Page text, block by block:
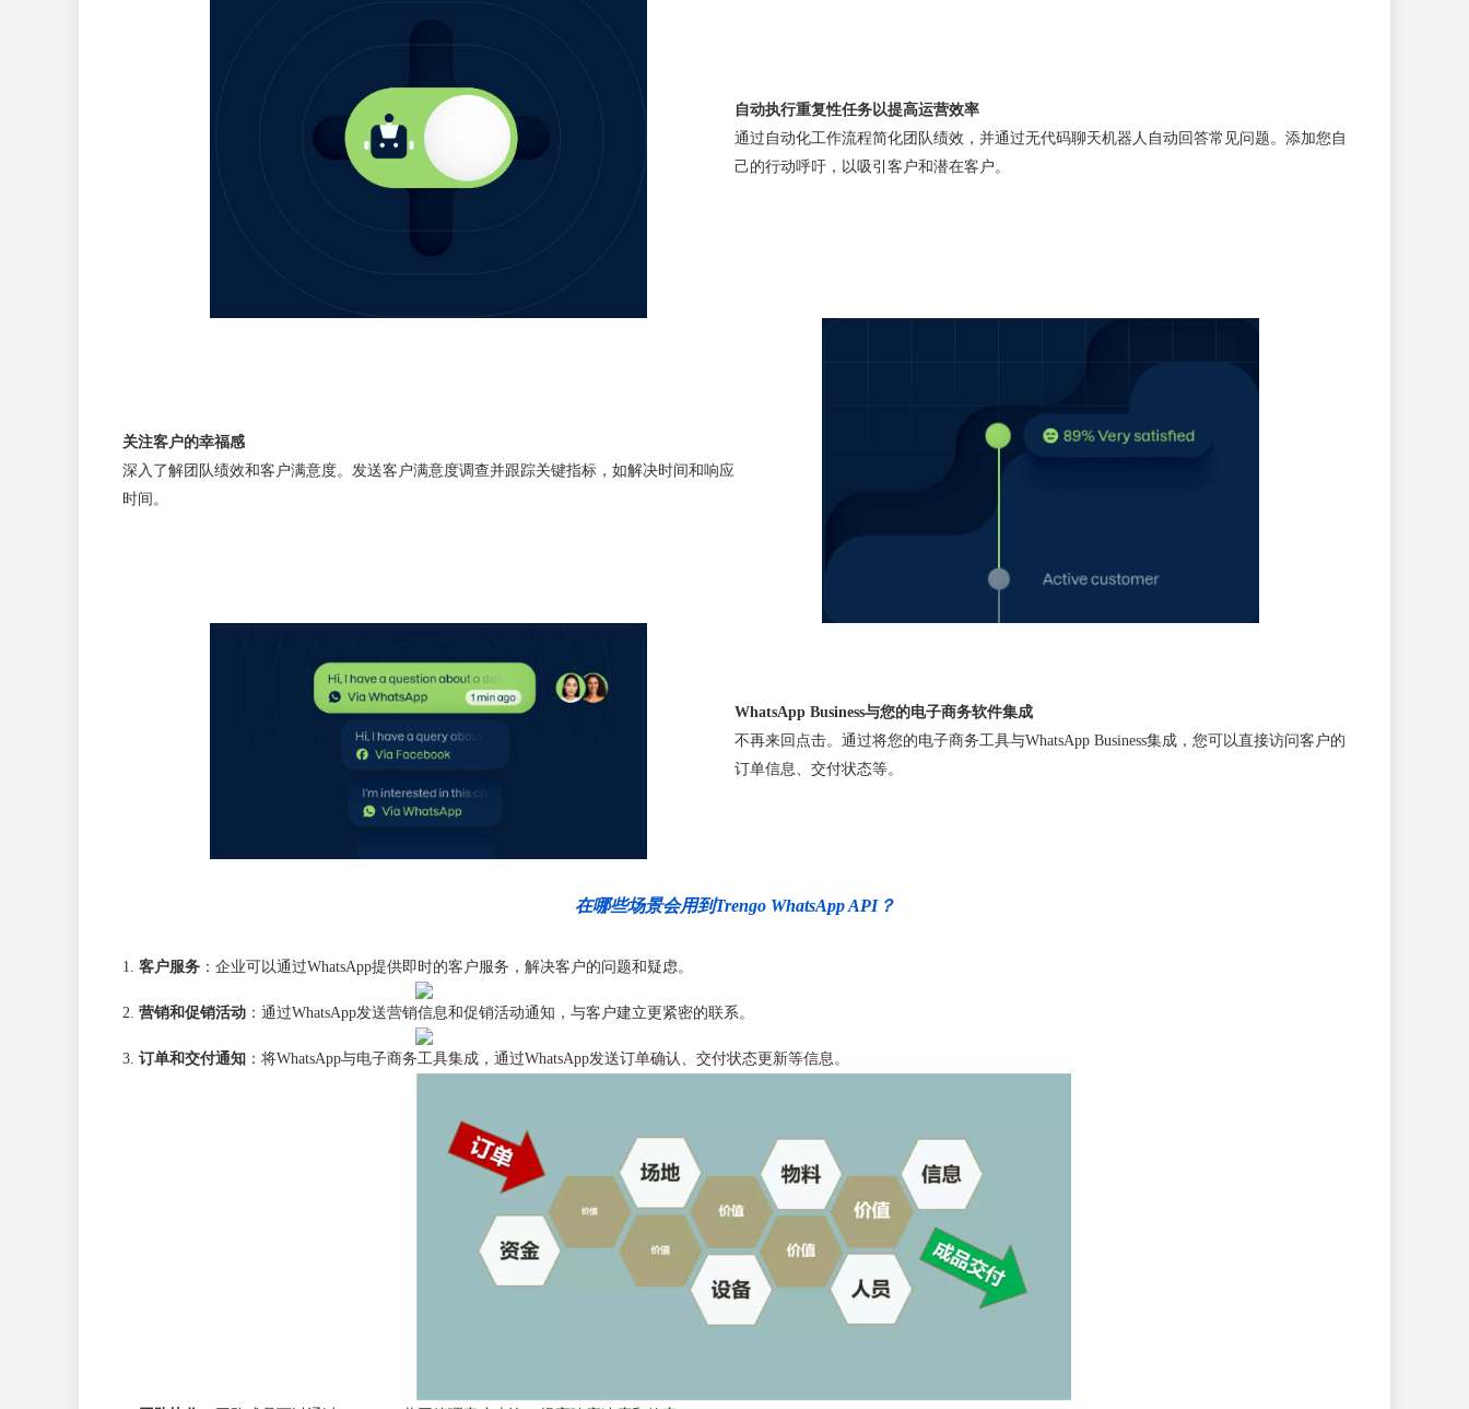
自动执行重复性任务以提高运营效率
通过自动化工作流程简化团队绩效，并通过无代码聊天机器人自动回答常见问题。添加您自
己的行动呼吁，以吸引客户和潜在客户。
关注客户的幸福感
深入了解团队绩效和客户满意度。发送客户满意度调查并跟踪关键指标，如解决时间和响应
时间。
WhatsApp Business与您的电子商务软件集成
不再来回点击。通过将您的电子商务工具与WhatsApp Business集成，您可以直接访问客户的
订单信息、交付状态等。
在哪些场景会用到Trengo WhatsApp API？
客户服务 ：企业可以通过WhatsApp提供即时的客户服务，解决客户的问题和疑虑。
营销和促销活动 ：通过WhatsApp发送营销信息和促销活动通知，与客户建立更紧密的联系。
订单和交付通知 ：将WhatsApp与电子商务工具集成，通过WhatsApp发送订单确认、交付状态更新等信息。